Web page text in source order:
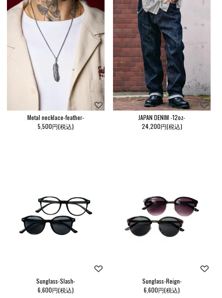
Metal necklace-feather-
5,500円(税込)
JAPAN DENIM -12oz-
24,200円(税込)
Sunglass-Slash-
6,600円(税込)
Sunglass-Reign-
6,600円(税込)